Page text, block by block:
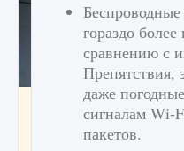
Все новые функции в
гораздо
сравнению с
Препятствия,
даже
сигналам Wi-
пакетов.